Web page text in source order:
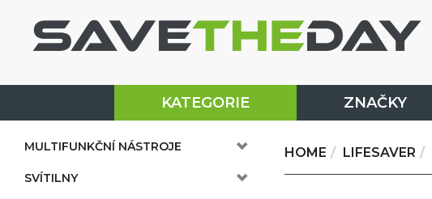
KATEGORIE ZNAČKY
MULTIFUNKČNÍ NÁSTROJE
SVÍTILNY
HOME LIFESAVER